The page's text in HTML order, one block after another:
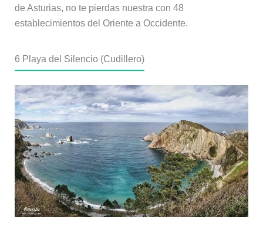
de Asturias, no te pierdas nuestra con 48
establecimientos del Oriente a Occidente.
6 Playa del Silencio (Cudillero)